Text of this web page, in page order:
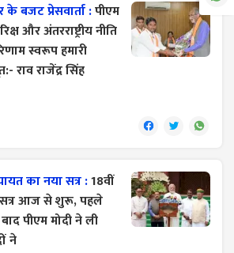
के बजट प्रेसवार्ता :पीएम
और अंतरराष्ट्रीय नीति
स्वरूप हमारी
राव राजेंद्र सिंह
का नया सत्र :18वीं
आज से शुरू, पहले
पीएम मोदी ने ली
ने